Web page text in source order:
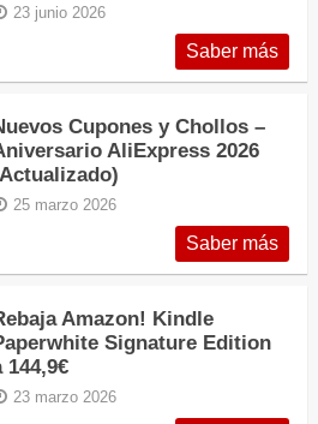
23 junio 2026
Saber más
Cupones y Chollos –
AliExpress 2026
25 marzo 2026
Saber más
Amazon! Kindle
Signature Edition
144,9€
23 marzo 2026